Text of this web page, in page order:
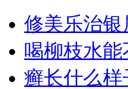
修美乐治
喝柳枝水
癣长什么